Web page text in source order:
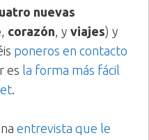
nuevas
corazón , y viajes) y
poneros en contacto
es la forma más fácil
entrevista que le